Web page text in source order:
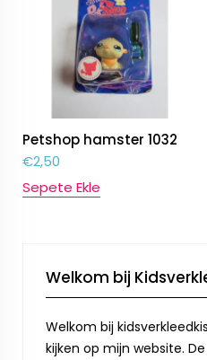
Petshop hamster 1032
€2,50
Sepete Ekle
Welkom bij
Welkom bij
kijken op mijn website.